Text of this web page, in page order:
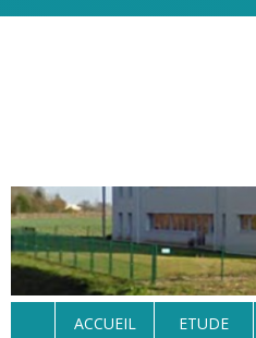
ACCUEIL ETUDE